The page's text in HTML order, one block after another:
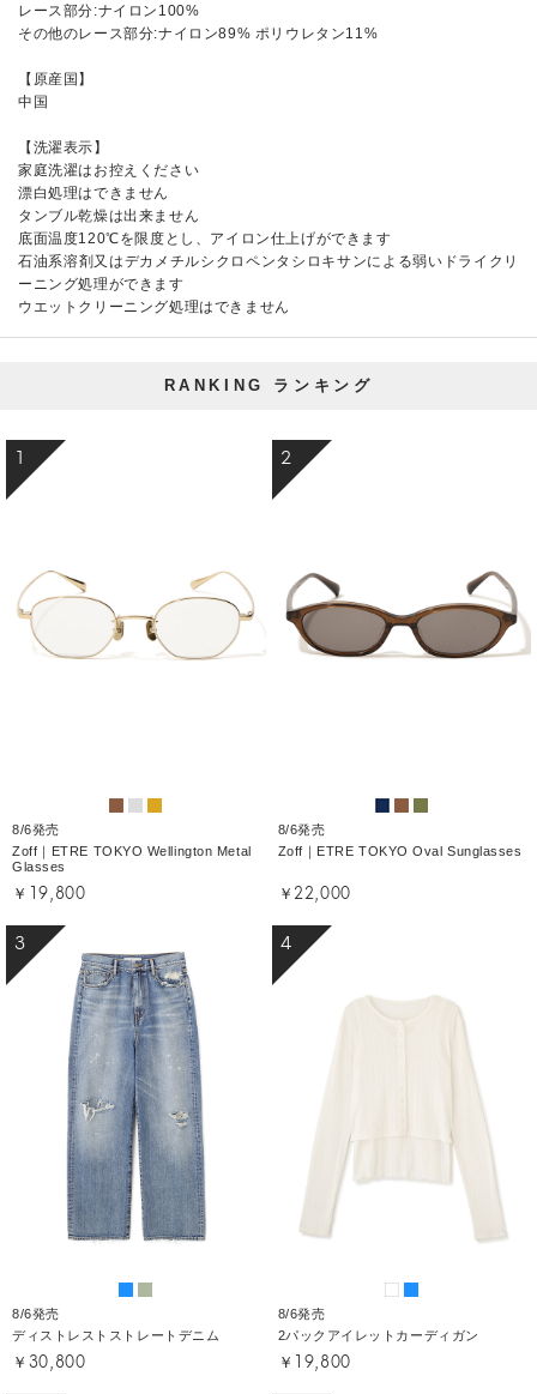
レース部分:ナイロン100%
その他のレース部分:ナイロン89% ポリウレタン11%
【原産国】
中国
【洗濯表示】
家庭洗濯はお控えください
漂白処理はできません
タンブル乾燥は出来ません
底面温度120℃を限度とし、アイロン仕上げができます
石油系溶剤又はデカメチルシクロペンタシロキサンによる弱いドライクリ
ーニング処理ができます
ウエットクリーニング処理はできません
RANKING ランキング
1
8/6発売
Zoff｜ETRE TOKYO Wellington Metal
Glasses
￥19,800
2
8/6発売
Zoff｜ETRE TOKYO Oval Sunglasses
￥22,000
3
8/6発売
ディストレストストレートデニム
￥30,800
4
8/6発売
2パックアイレットカーディガン
￥19,800